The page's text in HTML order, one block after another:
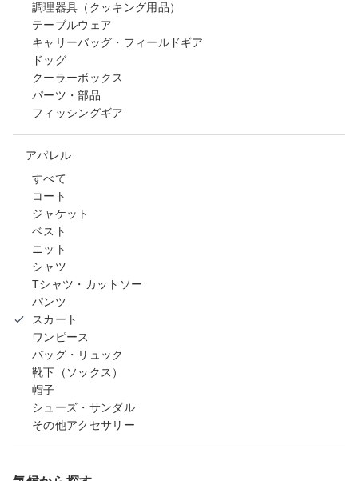
調理器具（クッキング用品）
テーブルウェア
キャリーバッグ・フィールドギア
ドッグ
クーラーボックス
パーツ・部品
フィッシングギア
アパレル
すべて
コート
ジャケット
ベスト
ニット
シャツ
Tシャツ・カットソー
パンツ
スカート
ワンピース
バッグ・リュック
靴下（ソックス）
帽子
シューズ・サンダル
その他アクセサリー